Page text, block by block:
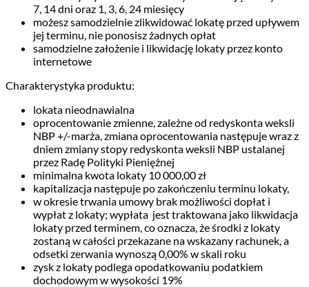
7, 14 dni oraz 1, 3, 6, 24 miesięcy
możesz samodzielnie zlikwidować lokatę przed upływem
jej terminu, nie ponosisz żadnych opłat
samodzielne założenie i likwidację lokaty przez konto
internetowe
Charakterystyka produktu:
lokata nieodnawialna
oprocentowanie zmienne, zależne od redyskonta weksli
NBP +/-marża, zmiana oprocentowania następuje wraz z
dniem zmiany stopy redyskonta weksli NBP ustalanej
przez Radę Polityki Pieniężnej
minimalna kwota lokaty 10 000,00 zł
kapitalizacja następuje po zakończeniu terminu lokaty,
w okresie trwania umowy brak możliwości dopłat i
wypłat z lokaty; wypłata jest traktowana jako likwidacja
lokaty przed terminem, co oznacza, że środki z lokaty
zostaną w całości przekazane na wskazany rachunek, a
odsetki zerwania wynoszą 0,00% w skali roku
zysk z lokaty podlega opodatkowaniu podatkiem
dochodowym w wysokości 19%